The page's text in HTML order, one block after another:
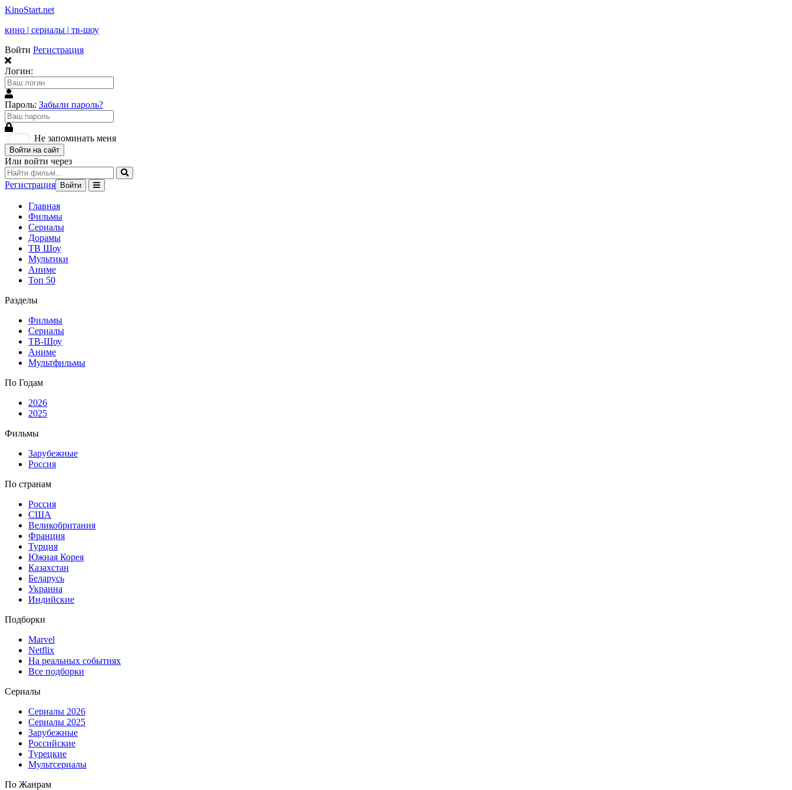
KinoStart.net
кино | сериалы | тв-шоу
Войти Регистрация
Логин:
Пароль: Забыли пароль?
Не запоминать меня
Войти на сайт
Или войти через
Регистрация Войти
Главная
Фильмы
Сериалы
Дорамы
ТВ Шоу
Мультики
Аниме
Топ 50
Разделы
Фильмы
Сериалы
ТВ-Шоу
Аниме
Мультфильмы
По Годам
2026
2025
Фильмы
Зарубежные
Россия
По странам
Россия
США
Великобритания
Франция
Турция
Южная Корея
Казахстан
Беларусь
Украина
Индийские
Подборки
Marvel
Netflix
На реальных событиях
Все подборки
Сериалы
Сериалы 2026
Сериалы 2025
Зарубежные
Российские
Турецкие
Мультсериалы
По Жанрам